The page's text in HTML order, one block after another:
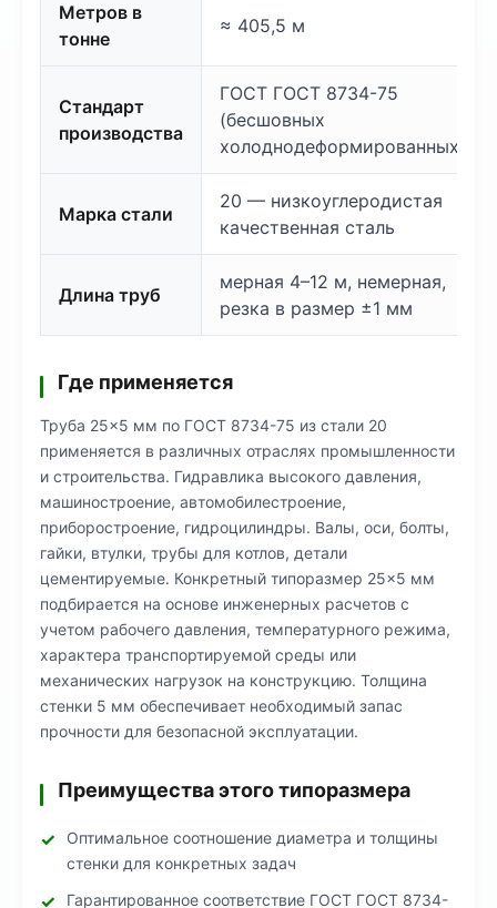
Метров в
тонне
≈ 405,5 м
Стандарт
производства
ГОСТ ГОСТ 8734-75
(бесшовных
холоднодеформированных)
Марка стали
20 — низкоуглеродистая
качественная сталь
Длина труб
мерная 4–12 м, немерная,
резка в размер ±1 мм
Где применяется
Труба 25×5 мм по ГОСТ 8734-75 из стали 20
применяется в различных отраслях промышленности
и строительства. Гидравлика высокого давления,
машиностроение, автомобилестроение,
приборостроение, гидроцилиндры. Валы, оси, болты,
гайки, втулки, трубы для котлов, детали
цементируемые. Конкретный типоразмер 25×5 мм
подбирается на основе инженерных расчетов с
учетом рабочего давления, температурного режима,
характера транспортируемой среды или
механических нагрузок на конструкцию. Толщина
стенки 5 мм обеспечивает необходимый запас
прочности для безопасной эксплуатации.
Преимущества этого типоразмера
Оптимальное соотношение диаметра и толщины
стенки для конкретных задач
Гарантированное соответствие ГОСТ ГОСТ 8734-